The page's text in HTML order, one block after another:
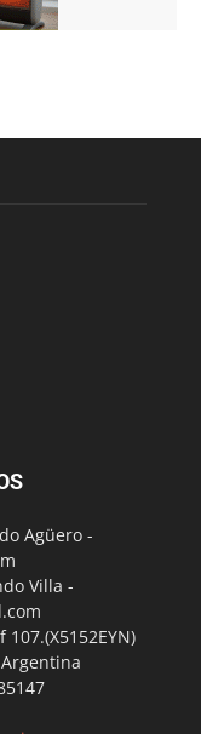
Agüero -
Villa -